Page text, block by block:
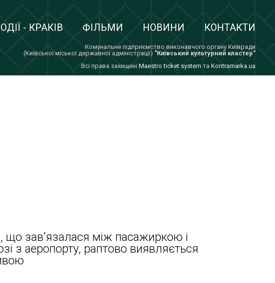
- КРАКІВ ФІЛЬМИ НОВИНИ КОНТАКТИ
Комунальне підприємство виконавчого органу Київради
(Київської міської державної адміністрації) "Київський культурний кластер"
Всi права захищенi Maestro ticket system та Kontramarka.ua
що зав'язалася між пасажиркою і
з аеропорту, раптово виявляється